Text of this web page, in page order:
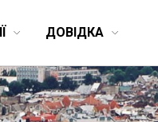
ДОВІДКА